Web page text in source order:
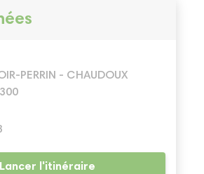
PERRIN - CHAUDOUX
Lancer l'itinéraire